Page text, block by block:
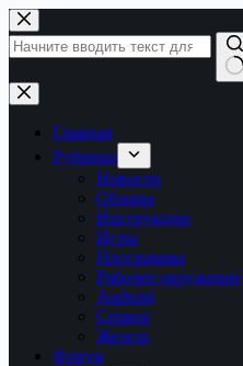
Перейти
к
сути
Ничего
не
найденоГлавная
Рубрики
Новости
Обзоры
Инструкции
Игры
Программы
Рабочее окружение
Android
Сервер
Железо
Форум